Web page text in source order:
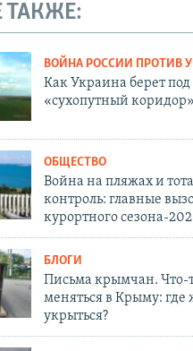
ТАКЖЕ:
ВОЙНА РОССИИ ПРОТИВ
Как Украина берет под
«сухопутный
ОБЩЕСТВО
Война на пляжах и
контроль: главные
курортного сезона-
БЛОГИ
Письма крымчан. Что-
меняться в Крыму: где
укрыться?